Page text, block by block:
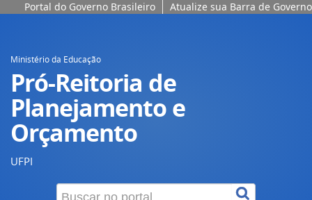
Portal do Governo Brasileiro Atualize sua Barra de Governo
Ministério da Educação
Pró-Reitoria de
Planejamento e
Orçamento
UFPI